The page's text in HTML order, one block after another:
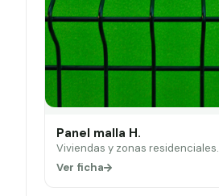
Panel malla H.
Viviendas y zonas residenciales.
Ver ficha